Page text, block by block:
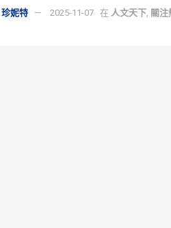
珍妮特 2025-11-07 在 人文天下 關注